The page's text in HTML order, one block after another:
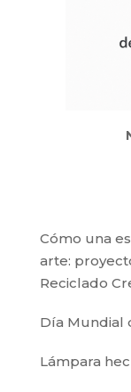
Cómo una
arte:
Reciclado
Día Mundial
Lámpara